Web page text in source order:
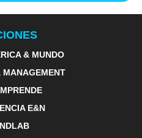
& MUNDO
MANAGEMENT
E&N